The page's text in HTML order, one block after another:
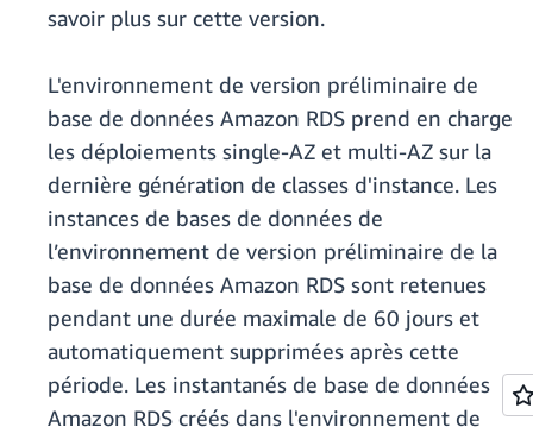
savoir plus sur cette version.
L'environnement de version préliminaire de
base de données Amazon RDS prend en charge
les déploiements single-AZ et multi-AZ sur la
dernière génération de classes d'instance. Les
instances de bases de données de
l’environnement de version préliminaire de la
base de données Amazon RDS sont retenues
pendant une durée maximale de 60 jours et
automatiquement supprimées après cette
période. Les instantanés de base de données
Amazon RDS créés dans l'environnement de